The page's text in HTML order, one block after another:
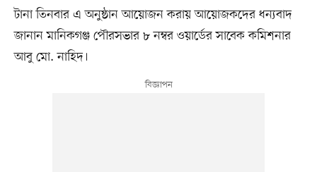
টানা তিনবার এ অনুষ্ঠান আয়োজন করায় আয়োজকদের ধন্যবাদ
জানান মানিকগঞ্জ পৌরসভার ৮ নম্বর ওয়ার্ডের সাবেক কমিশনার
আবু মো. নাহিদ।